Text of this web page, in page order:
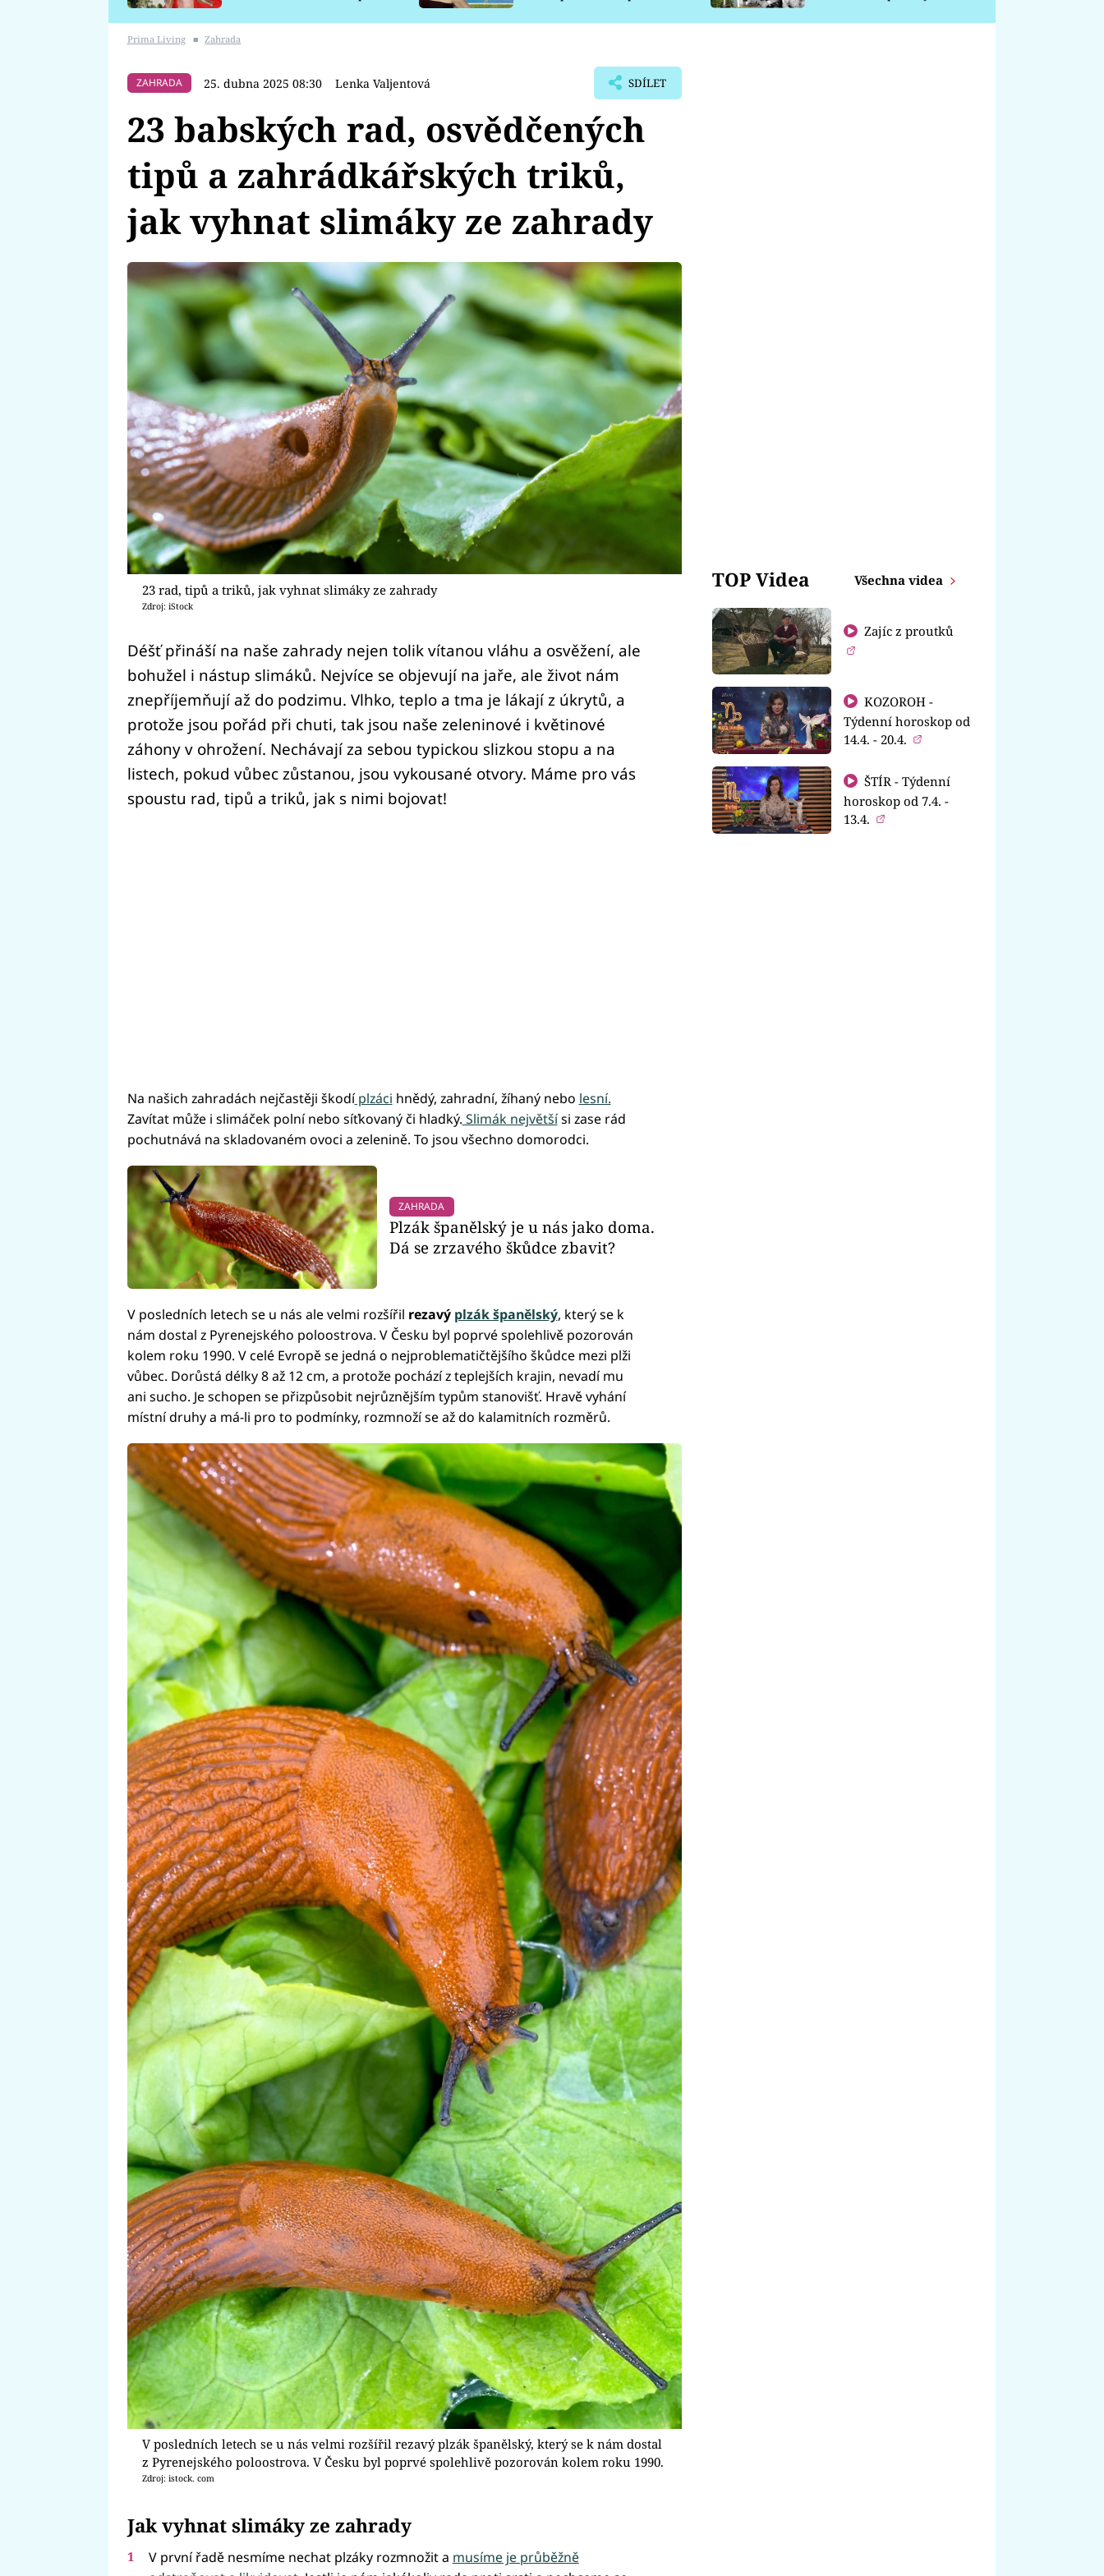
Prima Living ■ Zahrada
ZAHRADA 25. dubna 2025 08:30 Lenka Valjentová SDÍLET
23 babských rad, osvědčených
tipů a zahrádkářských triků,
jak vyhnat slimáky ze zahrady
23 rad, tipů a triků, jak vyhnat slimáky ze zahrady
Zdroj: iStock
Déšť přináší na naše zahrady nejen tolik vítanou vláhu a osvěžení, ale
bohužel i nástup slimáků. Nejvíce se objevují na jaře, ale život nám
znepříjemňují až do podzimu. Vlhko, teplo a tma je lákají z úkrytů, a
protože jsou pořád při chuti, tak jsou naše zeleninové i květinové
záhony v ohrožení. Nechávají za sebou typickou slizkou stopu a na
listech, pokud vůbec zůstanou, jsou vykousané otvory. Máme pro vás
spoustu rad, tipů a triků, jak s nimi bojovat!
Na našich zahradách nejčastěji škodíplzáci hnědý, zahradní, žíhaný nebo lesní.
Zavítat může i slimáček polní nebo síťkovaný či hladký. Slimák největšísi zase rád
pochutnává na skladovaném ovoci a zelenině. To jsou všechno domorodci.
ZAHRADA
Plzák španělský je u nás jako doma.
Dá se zrzavého škůdce zbavit?
V posledních letech se u nás ale velmi rozšířil rezavý plzák španělský, který se k
nám dostal z Pyrenejského poloostrova. V Česku byl poprvé spolehlivě pozorován
kolem roku 1990. V celé Evropě se jedná o nejproblematičtějšího škůdce mezi plži
vůbec. Dorůstá délky 8 až 12 cm, a protože pochází z teplejších krajin, nevadí mu
ani sucho. Je schopen se přizpůsobit nejrůznějším typům stanovišť. Hravě vyhání
místní druhy a má-li pro to podmínky, rozmnoží se až do kalamitních rozměrů.
V posledních letech se u nás velmi rozšířil rezavý plzák španělský, který se k nám dostal
z Pyrenejského poloostrova. V Česku byl poprvé spolehlivě pozorován kolem roku 1990.
Zdroj: istock. com
Jak vyhnat slimáky ze zahrady
V první řadě nesmíme nechat plzáky rozmnožit a musíme je průběžně
TOP Videa Všechna videa
Zajíc z proutků
KOZOROH -
Týdenní horoskop od
14.4. - 20.4.
ŠTÍR - Týdenní
horoskop od 7.4. -
13.4.